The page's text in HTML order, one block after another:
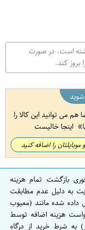
است. در صورت
بروز کند.
هم می توانید این کالا را
اینجا خالیست
را اضافه کنید
بازگشت تمام هزینه
به دلیل عدم مطابقت
داده شده مانند (معیوب
هزینه اضافه توسط
به شرط خرید از درگاه